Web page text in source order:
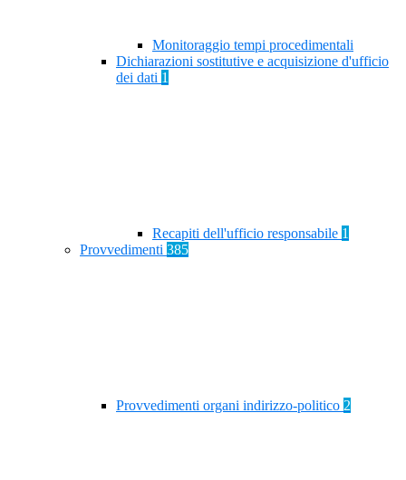
Monitoraggio tempi procedimentali
Dichiarazioni sostitutive e acquisizione d'ufficio
dei dati 1
Recapiti dell'ufficio responsabile 1
Provvedimenti 385
Provvedimenti organi indirizzo-politico 2